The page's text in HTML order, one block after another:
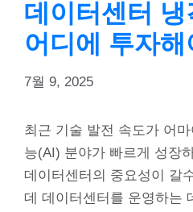
데이터센터
어디에 투자
7월 9, 2025
최근 기술 발전 속도가 어
능(AI) 분야가 빠르게 성장
데이터센터의 중요성이 갈
데 데이터센터를 운영하는